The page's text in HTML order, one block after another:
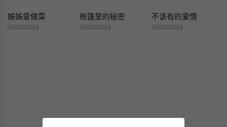
姊姊爱做菜
04/08/2024
帐篷里的秘密
04/08/2024
不该有的爱情
04/08/2024